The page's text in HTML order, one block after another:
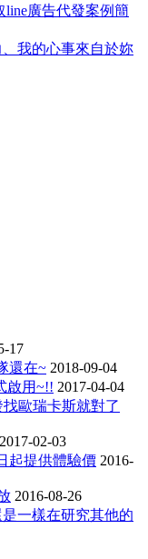
line廣告代發案例簡
我的心事來自於妳
17
還在~ 2018-09-04
啟用~!! 2017-04-04
歐瑞卡斯就對了
2017-02-03
起提供體驗價 2016-
2016-08-26
一樣在研究其他的